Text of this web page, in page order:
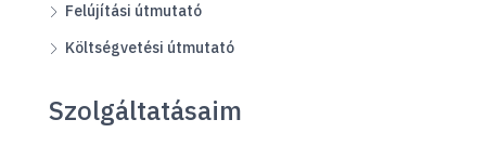
Felújítási útmutató
Költségvetési útmutató
Szolgáltatásaim